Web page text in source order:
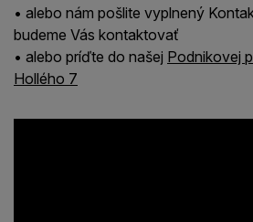
• alebo nám pošlite vyplnený
budeme Vás kontaktovať
• alebo príďte do našej Podnikovej
Hollého 7